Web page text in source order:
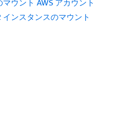
マウント AWS アカウント
インスタンスのマウント